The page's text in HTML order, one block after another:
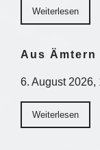
Weiterlesen
Aus
6. August
Weiterlesen